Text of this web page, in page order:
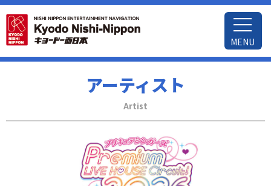
MENU
アーティスト
Artist